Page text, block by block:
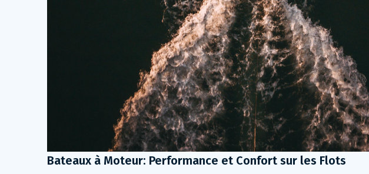
Bateaux à Moteur: Performance et Confort sur les Flots